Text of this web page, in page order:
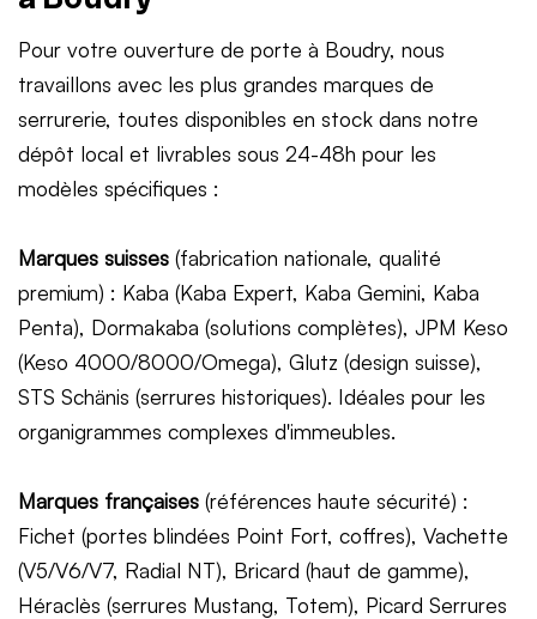
Pour votre ouverture de porte à Boudry, nous
travaillons avec les plus grandes marques de
serrurerie, toutes disponibles en stock dans notre
dépôt local et livrables sous 24-48h pour les
modèles spécifiques :
Marques suisses (fabrication nationale, qualité
premium) : Kaba (Kaba Expert, Kaba Gemini, Kaba
Penta), Dormakaba (solutions complètes), JPM Keso
(Keso 4000/8000/Omega), Glutz (design suisse),
STS Schänis (serrures historiques). Idéales pour les
organigrammes complexes d'immeubles.
Marques françaises (références haute sécurité) :
Fichet (portes blindées Point Fort, coffres), Vachette
(V5/V6/V7, Radial NT), Bricard (haut de gamme),
Héraclès (serrures Mustang, Totem), Picard Serrures